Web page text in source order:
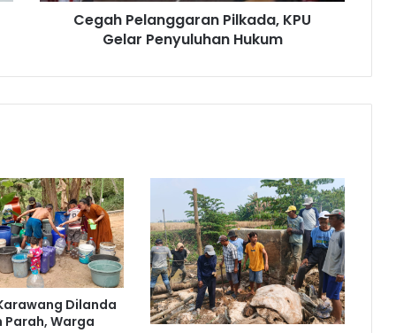
Cegah Pelanggaran Pilkada, KPU
Gelar Penyuluhan Hukum
Dilanda
Parah, Warga